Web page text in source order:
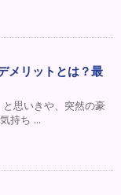
メリットとは？最
思いきや、突然の豪
持ち ...